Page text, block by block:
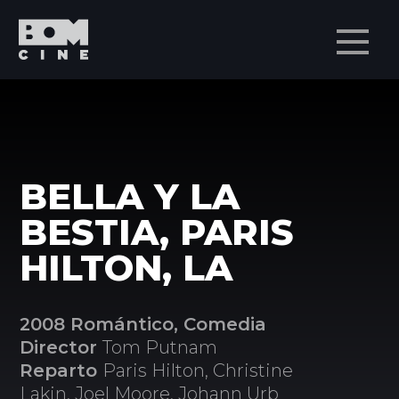
BELLA Y LA
BESTIA, PARIS
HILTON, LA
2008 Romántico, Comedia
DirectorTom Putnam
Reparto Paris Hilton, Christine
Lakin, Joel Moore, Johann Urb